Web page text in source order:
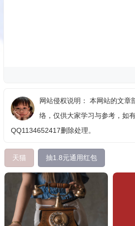
网站侵权说明： 本网站的文章
络，仅供大家学习与参考，如
QQ1134652417删除处理。
天猫 抽1.8元通用红包